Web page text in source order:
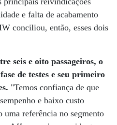
e falta de acabamento
conciliou, então, esses dois
seis e oito passageiros, o
de testes e seu primeiro
"Temos confiança de que
e baixo custo
uma referência no segmento